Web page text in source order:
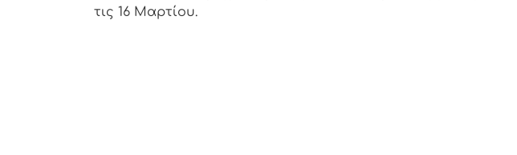
τις 16 Μαρτίου.